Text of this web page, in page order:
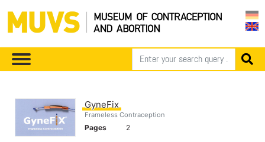
GyneFix
Frameless Contraception
Pages 2